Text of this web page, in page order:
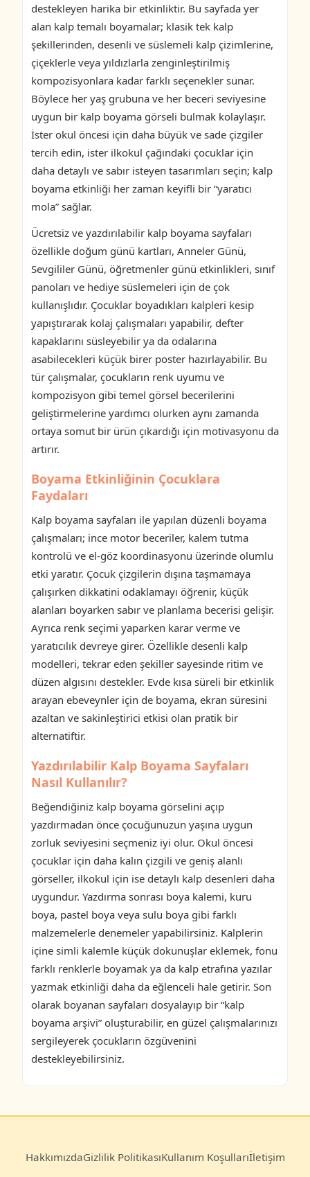
destekleyen harika bir etkinliktir. Bu sayfada yer
alan kalp temalı boyamalar; klasik tek kalp
şekillerinden, desenli ve süslemeli kalp çizimlerine,
çiçeklerle veya yıldızlarla zenginleştirilmiş
kompozisyonlara kadar farklı seçenekler sunar.
Böylece her yaş grubuna ve her beceri seviyesine
uygun bir kalp boyama görseli bulmak kolaylaşır.
İster okul öncesi için daha büyük ve sade çizgiler
tercih edin, ister ilkokul çağındaki çocuklar için
daha detaylı ve sabır isteyen tasarımları seçin; kalp
boyama etkinliği her zaman keyifli bir “yaratıcı
mola” sağlar.
Ücretsiz ve yazdırılabilir kalp boyama sayfaları
özellikle doğum günü kartları, Anneler Günü,
Sevgililer Günü, öğretmenler günü etkinlikleri, sınıf
panoları ve hediye süslemeleri için de çok
kullanışlıdır. Çocuklar boyadıkları kalpleri kesip
yapıştırarak kolaj çalışmaları yapabilir, defter
kapaklarını süsleyebilir ya da odalarına
asabilecekleri küçük birer poster hazırlayabilir. Bu
tür çalışmalar, çocukların renk uyumu ve
kompozisyon gibi temel görsel becerilerini
geliştirmelerine yardımcı olurken aynı zamanda
ortaya somut bir ürün çıkardığı için motivasyonu da
artırır.
Boyama Etkinliğinin Çocuklara
Faydaları
Kalp boyama sayfaları ile yapılan düzenli boyama
çalışmaları; ince motor beceriler, kalem tutma
kontrolü ve el-göz koordinasyonu üzerinde olumlu
etki yaratır. Çocuk çizgilerin dışına taşmamaya
çalışırken dikkatini odaklamayı öğrenir, küçük
alanları boyarken sabır ve planlama becerisi gelişir.
Ayrıca renk seçimi yaparken karar verme ve
yaratıcılık devreye girer. Özellikle desenli kalp
modelleri, tekrar eden şekiller sayesinde ritim ve
düzen algısını destekler. Evde kısa süreli bir etkinlik
arayan ebeveynler için de boyama, ekran süresini
azaltan ve sakinleştirici etkisi olan pratik bir
alternatiftir.
Yazdırılabilir Kalp Boyama Sayfaları
Nasıl Kullanılır?
Beğendiğiniz kalp boyama görselini açıp
yazdırmadan önce çocuğunuzun yaşına uygun
zorluk seviyesini seçmeniz iyi olur. Okul öncesi
çocuklar için daha kalın çizgili ve geniş alanlı
görseller, ilkokul için ise detaylı kalp desenleri daha
uygundur. Yazdırma sonrası boya kalemi, kuru
boya, pastel boya veya sulu boya gibi farklı
malzemelerle denemeler yapabilirsiniz. Kalplerin
içine simli kalemle küçük dokunuşlar eklemek, fonu
farklı renklerle boyamak ya da kalp etrafına yazılar
yazmak etkinliği daha da eğlenceli hale getirir. Son
olarak boyanan sayfaları dosyalayıp bir “kalp
boyama arşivi” oluşturabilir, en güzel çalışmalarınızı
sergileyerek çocukların özgüvenini
destekleyebilirsiniz.
HakkımızdaGizlilik PolitikasıKullanım Koşullarıİletişim